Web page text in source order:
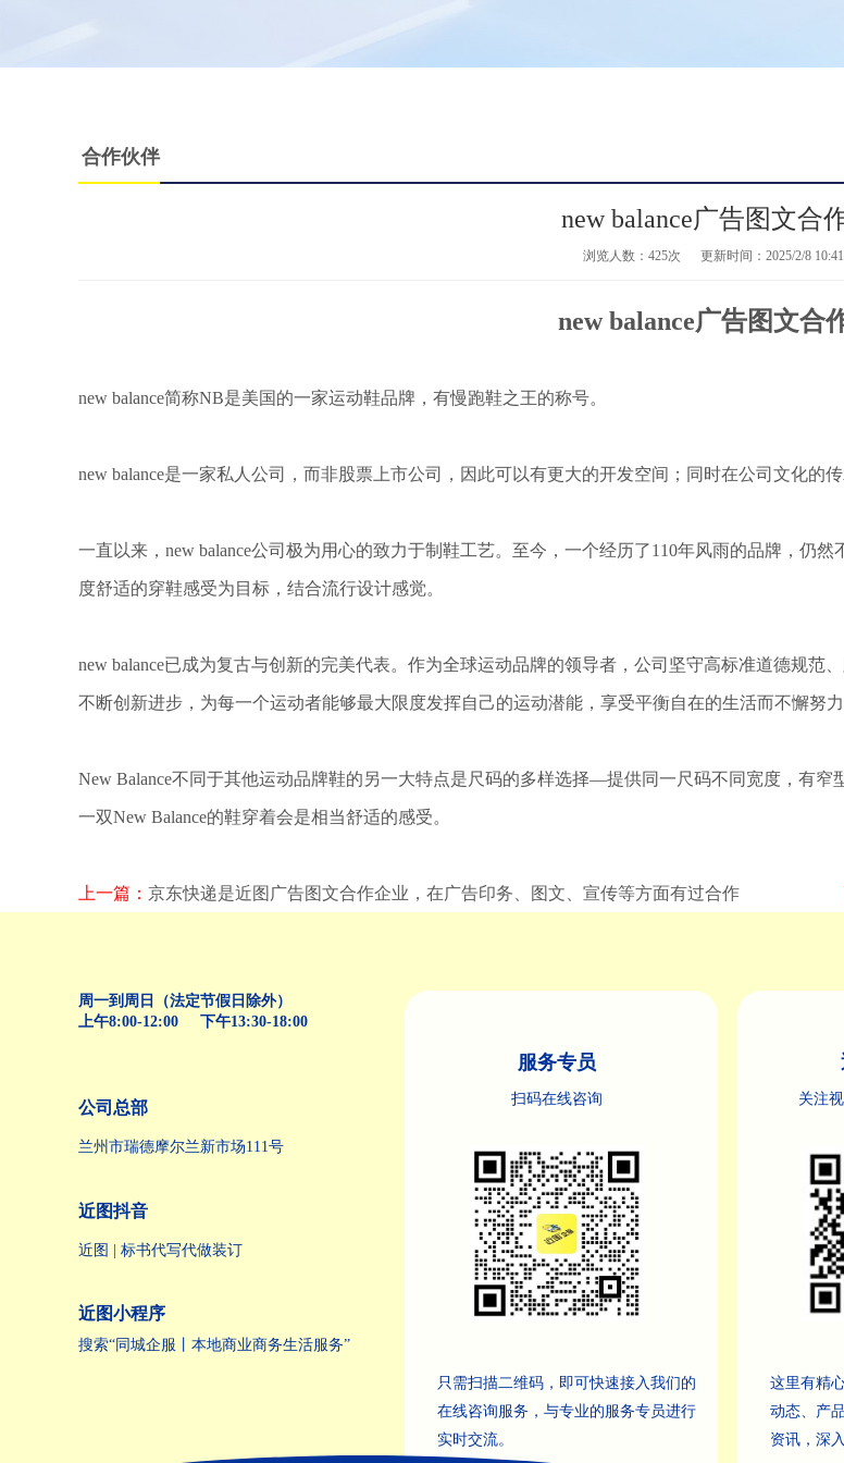
合作伙伴
new balance广告图文合
浏览人数： 425次 更新时间：2025/2/8
new balance广告图文合
new balance简称NB是美国的一家运动鞋品牌，有慢跑鞋之王的称号。
new balance是一家私人公司，而非股票上市公司，因此可以有更大的开发空间；同时在公司文化的
一直以来，new balance公司极为用心的致力于制鞋工艺。至今，一个经历了110年风雨的品牌，仍
度舒适的穿鞋感受为目标，结合流行设计感觉。
new balance已成为复古与创新的完美代表。作为全球运动品牌的领导者，公司坚守高标准道德规
不断创新进步，为每一个运动者能够最大限度发挥自己的运动潜能，享受平衡自在的生活而不懈努力
New Balance不同于其他运动品牌鞋的另一大特点是尺码的多样选择—提供同一尺码不同宽度，有
一双New Balance的鞋穿着会是相当舒适的感受。
上一篇： 京东快递是近图广告图文合作企业，在广告印务、图文、宣传等方面有过合作
服务专员
扫码在线咨询
只需扫描二维码，即可快速接入我们的
在线咨询服务，与专业的服务专员进行
实时交流。
关注
这里有精
动态、产
资讯，深
周一到周日（法定节假日除外）
上午8:00-12:00 下午13:30-18:00
公司总部
兰州市瑞德摩尔兰新市场111号
近图抖音
近图 | 标书代写代做装订
近图小程序
搜索“同城企服丨本地商业商务生活服务”